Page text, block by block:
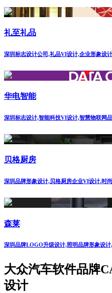
礼至礼品
深圳标志设计公司,礼品VI设计,企业形象设计
华电智能
深圳标志设计,智能科技VI设计,智慧物联网
贝格厨房
深圳品牌形象设计,贝格厨房企业VI设计.时
森莱
深圳品牌LOGO升级设计,照明品牌形象设
大众汽车软件品牌
设计